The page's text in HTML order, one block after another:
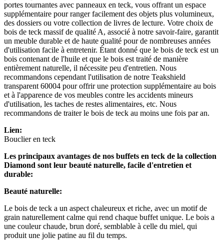
portes tournantes avec panneaux en teck, vous offrant un espace
supplémentaire pour ranger facilement des objets plus volumineux,
des dossiers ou votre collection de livres de lecture. Votre choix de
bois de teck massif de qualité A, associé à notre savoir-faire, garantit
un meuble durable et de haute qualité pour de nombreuses années
d'utilisation facile à entretenir. Étant donné que le bois de teck est un
bois contenant de l'huile et que le bois est traité de manière
entièrement naturelle, il nécessite peu d'entretien. Nous
recommandons cependant l'utilisation de notre Teakshield
transparent 60004 pour offrir une protection supplémentaire au bois
et à l'apparence de vos meubles contre les accidents mineurs
d'utilisation, les taches de restes alimentaires, etc. Nous
recommandons de traiter le bois de teck au moins une fois par an.
Lien:
Bouclier en teck
Les principaux avantages de nos buffets en teck de la collection
Diamond sont leur beauté naturelle, facile d'entretien et
durable:
Beauté naturelle:
Le bois de teck a un aspect chaleureux et riche, avec un motif de
grain naturellement calme qui rend chaque buffet unique. Le bois a
une couleur chaude, brun doré, semblable à celle du miel, qui
produit une jolie patine au fil du temps.